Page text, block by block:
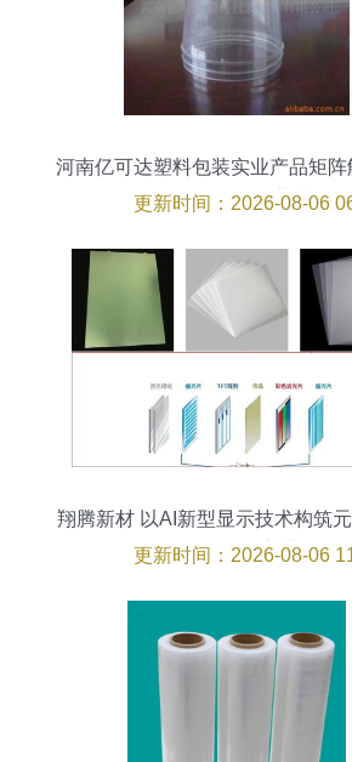
河南亿可达塑料包装实业产品矩
引领行业升级
更新时间：2026-08-06
翔腾新材 以AI新型显示技术构筑
界面新载体
更新时间：2026-08-06